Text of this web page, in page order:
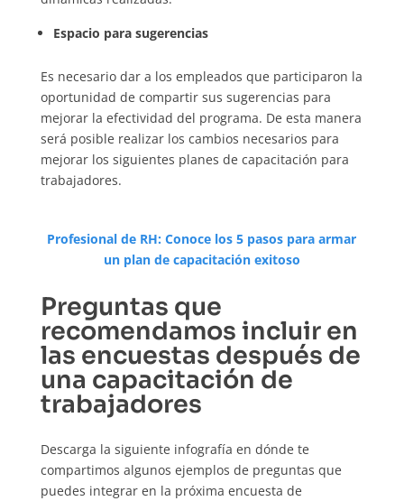
Espacio para sugerencias
Es necesario dar a los empleados que participaron la
oportunidad de compartir sus sugerencias para
mejorar la efectividad del programa. De esta manera
será posible realizar los cambios necesarios para
mejorar los siguientes planes de capacitación para
trabajadores.
Profesional de RH: Conoce los 5 pasos para armar
un plan de capacitación exitoso
Preguntas que
recomendamos incluir en
las encuestas después de
una capacitación de
trabajadores
Descarga la siguiente infografía en dónde te
compartimos algunos ejemplos de preguntas que
puedes integrar en la próxima encuesta de